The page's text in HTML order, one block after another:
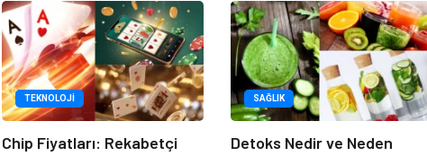
TEKNOLOJI
Chip Fiyatları: Rekabetçi
SAĞLIK
Detoks Nedir ve Neden